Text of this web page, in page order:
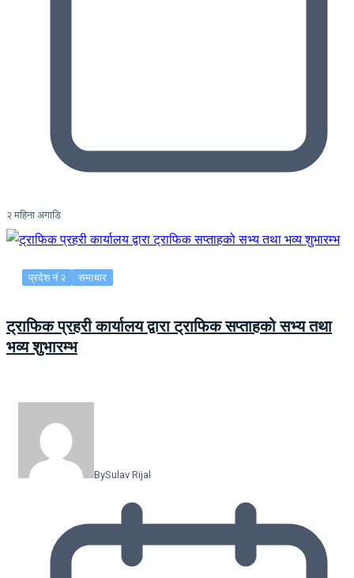
२ महिना अगाडि
प्रदेश नं २ समाचार
ट्राफिक प्रहरी कार्यालय द्वारा ट्राफिक सप्ताहको सभ्य तथा
भव्य शुभारम्भ
BySulav Rijal